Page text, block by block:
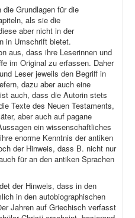
Grundlagen für die
als sie die
aber nicht in der
in Umschrift bietet.
aus, dass ihre Leserinnen und
im Original zu erfassen. Daher
Leser jeweils den Begriff in
dazu aber auch eine
auch, dass die Autorin stets
Texte des Neuen Testaments,
aber auch auf pagane
ein wissenschaftliches
enorme Kenntnis der antiken
der Hinweis, dass B. nicht nur
für an den antiken Sprachen
der Hinweis, dass in den
in den autobiographischen
Jahren auf Griechisch verfasst